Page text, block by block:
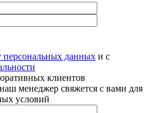
персональных данных и с
клиентов
менеджер свяжется с вами для
условий